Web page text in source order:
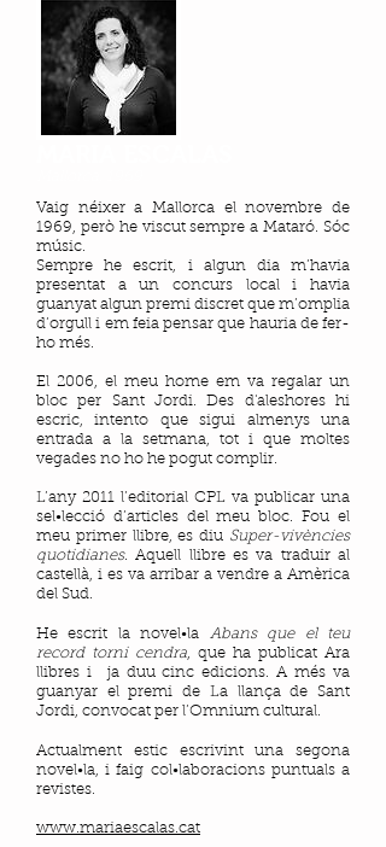
Vaig néixer a Mallorca el novembre de
1969, però he viscut sempre a Mataró. Sóc
músic.
Sempre he escrit, i algun dia m’havia
presentat a un concurs local i havia
guanyat algun premi discret que m’omplia
d’orgull i em feia pensar que hauria de fer-
ho més.
El 2006, el meu home em va regalar un
bloc per Sant Jordi. Des d'aleshores hi
escric, intento que sigui almenys una
entrada a la setmana, tot i que moltes
vegades no ho he pogut complir.
L’any 2011 l’editorial CPL va publicar una
sel•lecció d’articles del meu bloc. Fou el
meu primer llibre, es diu Super-vivències
quotidianes. Aquell llibre es va traduir al
castellà, i es va arribar a vendre a Amèrica
del Sud.
He escrit la novel•la Abans que el teu
record torni cendra , que ha publicat Ara
llibres i ja duu cinc edicions. A més va
guanyar el premi de La llança de Sant
Jordi, convocat per l’Omnium cultural.
Actualment estic escrivint una segona
novel•la, i faig col•laboracions puntuals a
revistes.
www.mariaescalas.cat